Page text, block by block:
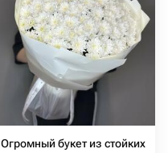
Огромный букет из стойких